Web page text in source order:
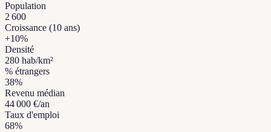
Population
2 600
Croissance (10 ans)
+10%
Densité
280 hab/km²
% étrangers
38%
Revenu médian
44 000 €/an
Taux d'emploi
68%